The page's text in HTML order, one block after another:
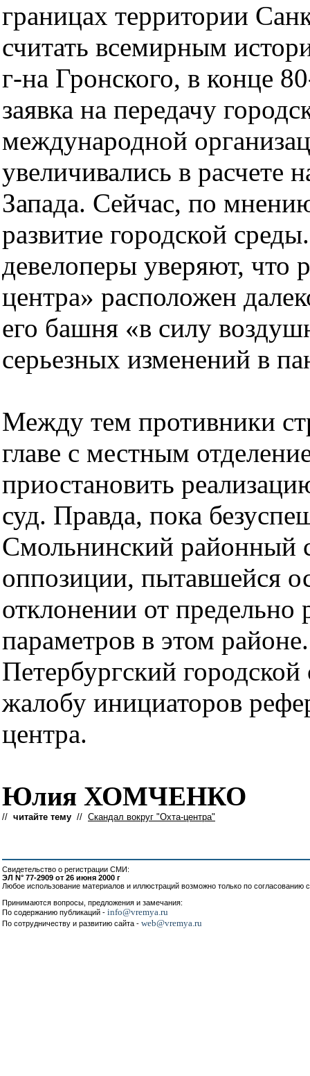
границах территории
считать всемирным
г-на Гронского, в конце
заявка на передачу
международной
увеличивались в
Запада. Сейчас, по
развитие городской
девелоперы уверяют, что
центра» расположен
его башня «в силу
серьезных изменений в
Между тем противники
главе с местным
приостановить
суд. Правда, пока
Смольнинский районный
оппозиции, пытавшейся
отклонении от
параметров в этом
Петербургский
жалобу инициаторов
центра.
Юлия ХОМЧЕНКО
// читайте тему // Скандал вокруг "Охта-центра"
Свидетельство о регистрации СМИ:
ЭЛ N° 77-2909 от 26 июня 2000 г
Любое использование материалов и иллюстраций возможно только по согласованию
Принимаются вопросы, предложения и замечания:
По содержанию публикаций - info@vremya.ru
По сотрудничеству и развитию сайта - web@vremya.ru